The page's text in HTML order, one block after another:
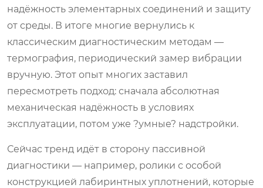
надёжность элементарных соединений и защиту
от среды. В итоге многие вернулись к
классическим диагностическим методам —
термография, периодический замер вибрации
вручную. Этот опыт многих заставил
пересмотреть подход: сначала абсолютная
механическая надёжность в условиях
эксплуатации, потом уже ?умные? надстройки.
Сейчас тренд идёт в сторону пассивной
диагностики — например, ролики с особой
конструкцией лабиринтных уплотнений, которые